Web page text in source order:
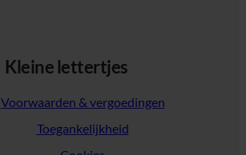
Kleine lettertjes
Voorwaarden & vergoedingen
Toegankelijkheid